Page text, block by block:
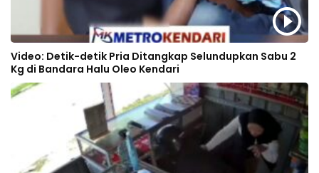
Video: Detik-detik Pria Ditangkap Selundupkan Sabu 2
Kg di Bandara Halu Oleo Kendari